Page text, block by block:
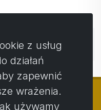
pierwszy ze swoim
z usług
działań
zapewnić
wrażenia.
używamy